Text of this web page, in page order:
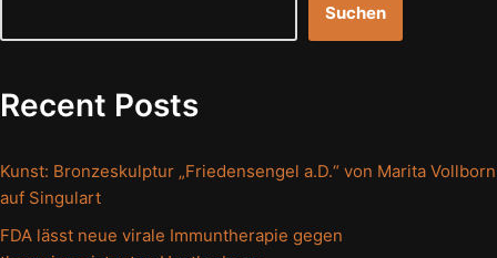
Suchen
Recent Posts
Kunst: Bronzeskulptur „Friedensengel a.D.“ von Marita Vollborn
auf Singulart
FDA lässt neue virale Immuntherapie gegen